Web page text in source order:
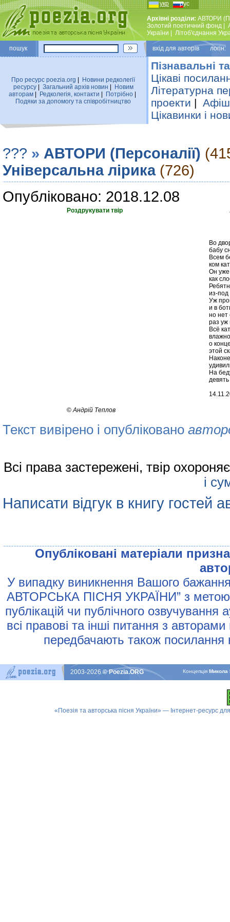
укр рус
Архівні розділи: АВТОРИ
Золотий поетичний фонд
України
Лiтоб'єднання
пошук вхiд для авторiв логін:
Про ресурс poezia.org
Новини редколегiї
ресурсу| Загальний архiв новин
Новим
авторам
Редколегiя, контакти Потрiбно
Подяки за допомогу та співробітництво
Пізнавальні
Цікаві
Літературна
проекти |
Цікавинки і
??? » АВТОРИ (Персоналії)
Універсальна лірика (726)
Опубліковано: 2018.12.08
Роздрукувати твір
Во
бабу
Всем
ком
Он уже
как
из-под
Уж
и в
но нет
раз уж
Всё
о
этой
На
©Андрій Теплов
Текст вивірено і опубліковано
Всі права застережені, твір
і
Написати відгук в книгу гостей
Опублiкованi матерiали
У випадку виникнення Вашого
АВТОРСЬКА ПIСНЯ УКРАЇНИ” з метою
публiкацiй чи публiчного
всi правовi та iншi питання з
передбачають також
КонцепцiяМикола
2003-2026© Poezia.ORG
«Поезія та авторська пісня України» — Інтернет-ресурс